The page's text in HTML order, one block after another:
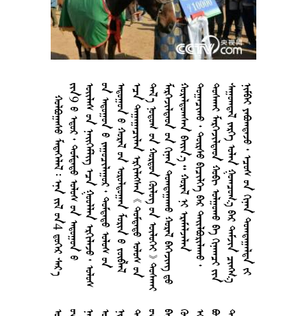
     4  9                                                                               